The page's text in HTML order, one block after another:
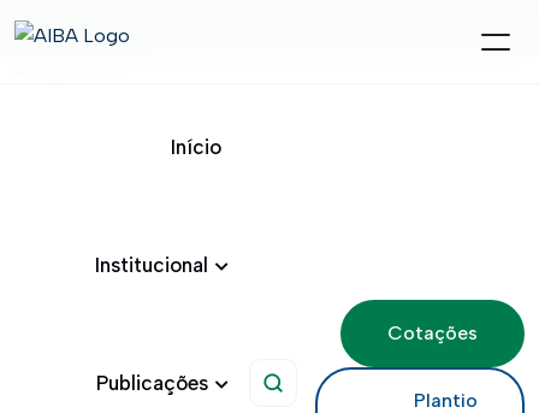
Início
Institucional
Publicações Pesquisar
Cotações
Plantio